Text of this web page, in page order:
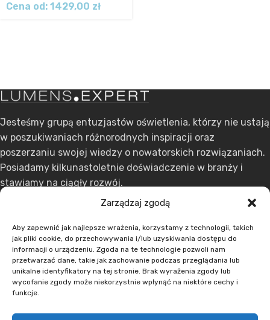
Zarządzaj zgodą
Aby zapewnić jak najlepsze wrażenia, korzystamy z technologii, takich
jak pliki cookie, do przechowywania i/lub uzyskiwania dostępu do
informacji o urządzeniu. Zgoda na te technologie pozwoli nam
przetwarzać dane, takie jak zachowanie podczas przeglądania lub
unikalne identyfikatory na tej stronie. Brak wyrażenia zgody lub
wycofanie zgody może niekorzystnie wpłynąć na niektóre cechy i
funkcje.
Cena od: 1429,00 zł
Jesteśmy grupą entuzjastów oświetlenia, którzy nie ustają
w poszukiwaniach różnorodnych inspiracji oraz
poszerzaniu swojej wiedzy o nowatorskich rozwiązaniach.
Posiadamy kilkunastoletnie doświadczenie w branży i
stawiamy na ciągły rozwój.
ul. Dąbrowskiego 301, 60-406 Poznań
+48 608 636 580
+48 730 223 312
+48 502 598 107
kontakt@lumens.expert